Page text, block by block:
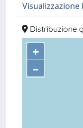
Visualizzazione
Distribuzione
+
–